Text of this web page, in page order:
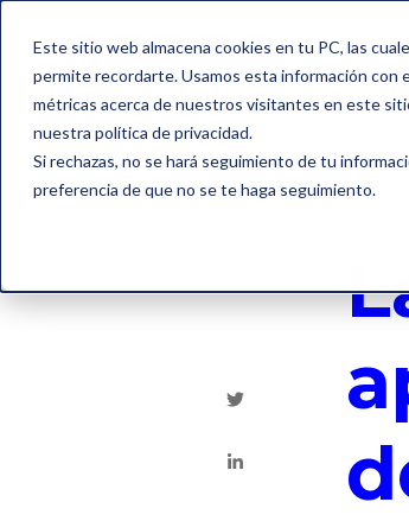
Este sitio web almacena cookies en tu PC, las
permite recordarte. Usamos esta información con
métricas acerca de nuestros visitantes en este
nuestra política de privacidad.
Si rechazas, no se hará seguimiento de tu
preferencia de que no se te haga seguimiento.